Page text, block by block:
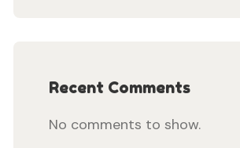
Recent Comments
No comments to show.